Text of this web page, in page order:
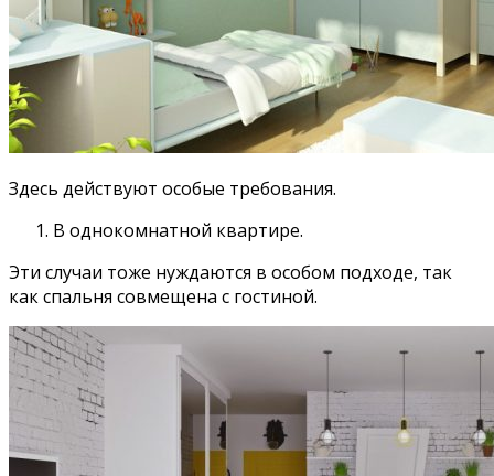
Здесь действуют особые требования.
В однокомнатной квартире.
Эти случаи тоже нуждаются в особом подходе, так
как спальня совмещена с гостиной.